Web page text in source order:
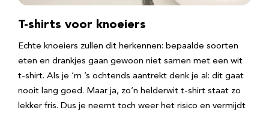
T-shirts voor knoeiers
Echte knoeiers zullen dit herkennen: bepaalde soorten
eten en drankjes gaan gewoon niet samen met een wit
t-shirt. Als je ‘m ’s ochtends aantrekt denk je al: dit gaat
nooit lang goed. Maar ja, zo’n helderwit t-shirt staat zo
lekker fris. Dus je neemt toch weer het risico en vermijdt